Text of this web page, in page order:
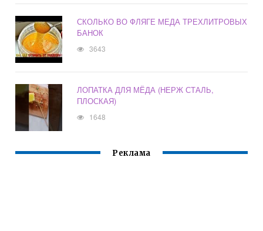
СКОЛЬКО ВО ФЛЯГЕ МЕДА ТРЕХЛИТРОВЫХ
БАНОК
3643
ЛОПАТКА ДЛЯ МЁДА (НЕРЖ СТАЛЬ,
ПЛОСКАЯ)
1648
Реклама